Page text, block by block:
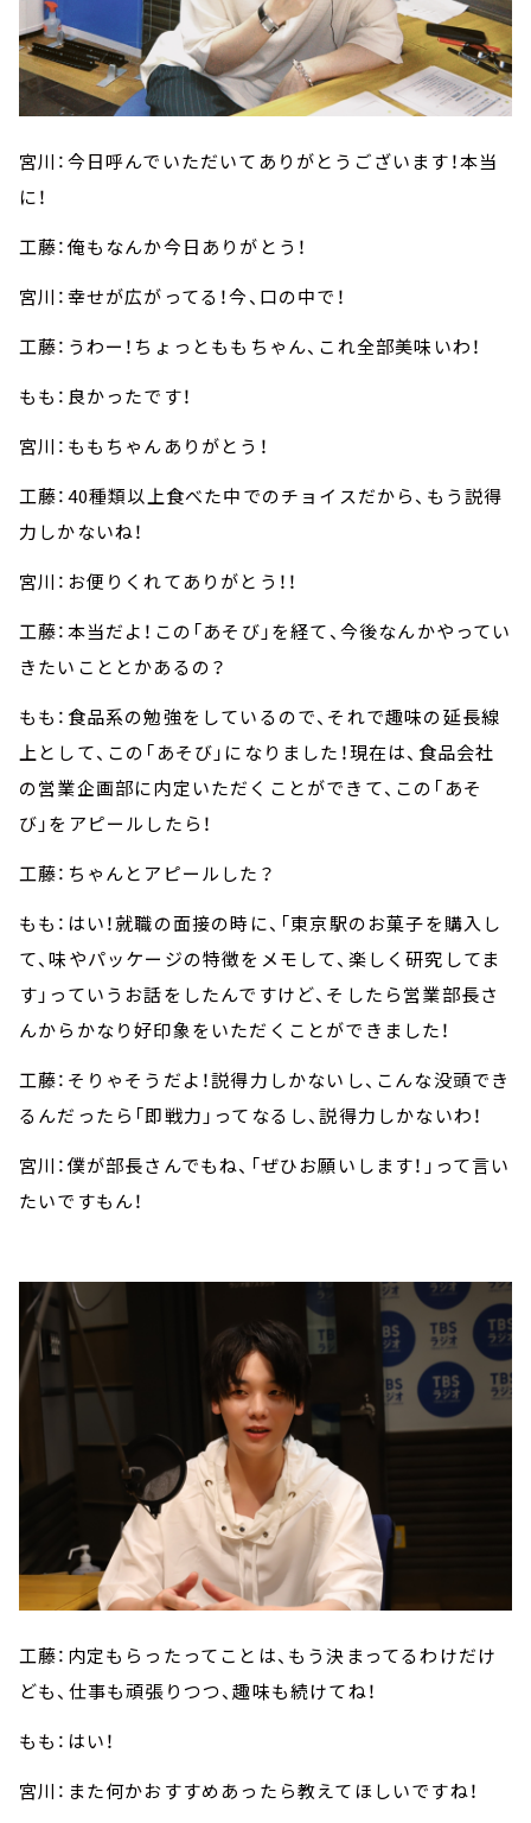
宮川：今日呼んでいただいてありがとうございます！本当
に！
工藤：俺もなんか今日ありがとう！
宮川：幸せが広がってる！今、口の中で！
工藤：うわー！ちょっとももちゃん、これ全部美味いわ！
もも：良かったです！
宮川：ももちゃんありがとう！
工藤：40種類以上食べた中でのチョイスだから、もう説得
力しかないね！
宮川：お便りくれてありがとう！！
工藤：本当だよ！この「あそび」を経て、今後なんかやってい
きたいこととかあるの？
もも：食品系の勉強をしているので、それで趣味の延長線
上として、この「あそび」になりました！現在は、食品会社
の営業企画部に内定いただくことができて、この「あそ
び」をアピールしたら！
工藤：ちゃんとアピールした？
もも：はい！就職の面接の時に、「東京駅のお菓子を購入し
て、味やパッケージの特徴をメモして、楽しく研究してま
す」っていうお話をしたんですけど、そしたら営業部長さ
んからかなり好印象をいただくことができました！
工藤：そりゃそうだよ！説得力しかないし、こんな没頭でき
るんだったら「即戦力」ってなるし、説得力しかないわ！
宮川：僕が部長さんでもね、「ぜひお願いします！」って言い
たいですもん！
工藤：内定もらったってことは、もう決まってるわけだけ
ども、仕事も頑張りつつ、趣味も続けてね！
もも：はい！
宮川：また何かおすすめあったら教えてほしいですね！